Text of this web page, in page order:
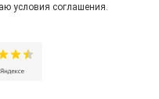
условия соглашения.